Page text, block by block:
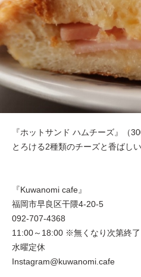
『ホットサンド ハムチーズ』（
とろける2種類のチーズと香ばし
『Kuwanomi cafe』
福岡市早良区干隈4-20-5
092-707-4368
11:00～18:00 ※無くなり次第終了
水曜定休
Instagram@kuwanomi.cafe